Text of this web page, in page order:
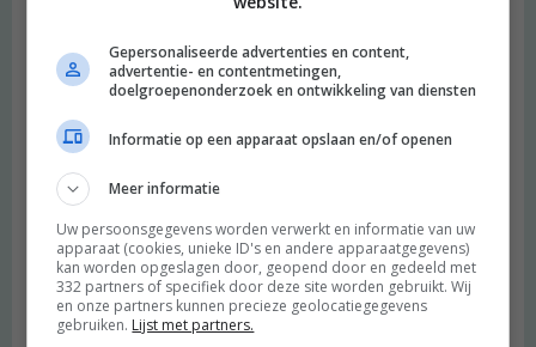
Gepersonaliseerde advertenties en content,
advertentie- en contentmetingen,
doelgroepenonderzoek en ontwikkeling van diensten
Informatie op een apparaat opslaan en/of openen
Meer informatie
Uw persoonsgegevens worden verwerkt en informatie van uw
apparaat (cookies, unieke ID's en andere apparaatgegevens)
kan worden opgeslagen door, geopend door en gedeeld met
332 partners of specifiek door deze site worden gebruikt. Wij
en onze partners kunnen precieze geolocatiegegevens
gebruiken. Lijst met partners.